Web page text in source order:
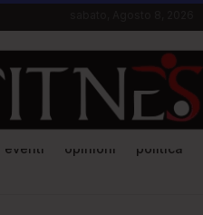
eventi opinioni politica